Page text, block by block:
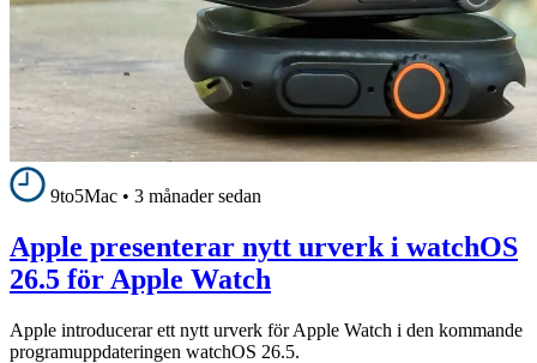
9to5Mac • 3 månader sedan
Apple presenterar nytt urverk i watchOS
26.5 för Apple Watch
Apple introducerar ett nytt urverk för Apple Watch i den kommande
programuppdateringen watchOS 26.5.